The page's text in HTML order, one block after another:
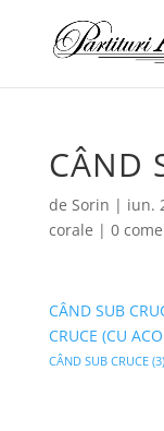
CÂND
de Sorin | iun.
corale | 0
CÂND SUB
CRUCE (CU
CÂND SUB CRUCE (3)